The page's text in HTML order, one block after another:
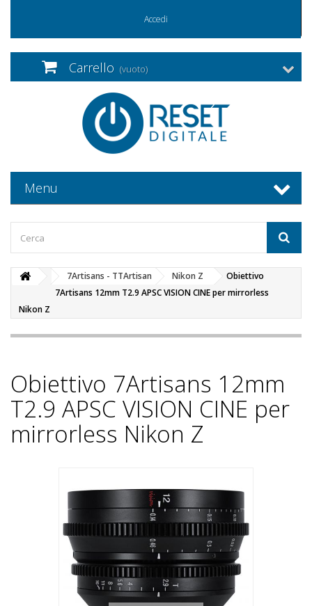
Accedi
Carrello (vuoto)
Menu
7Artisans - TTArtisan Nikon Z
Obiettivo
7Artisans 12mm T2.9 APSC VISION CINE per mirrorless
Nikon Z
Obiettivo 7Artisans 12mm
T2.9 APSC VISION CINE per
mirrorless Nikon Z